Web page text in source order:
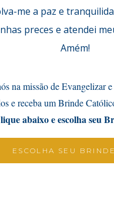
me a paz e
preces e atendei
Amém!
na missão de Evangelizar
e receba um Brinde
abaixo e escolha seu
ESCOLHA SEU BRINDE